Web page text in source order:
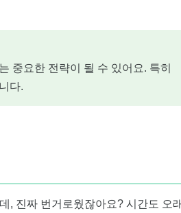
중요한 전략이 될 수 있어요. 특히
다.
, 진짜 번거로웠잖아요? 시간도 오